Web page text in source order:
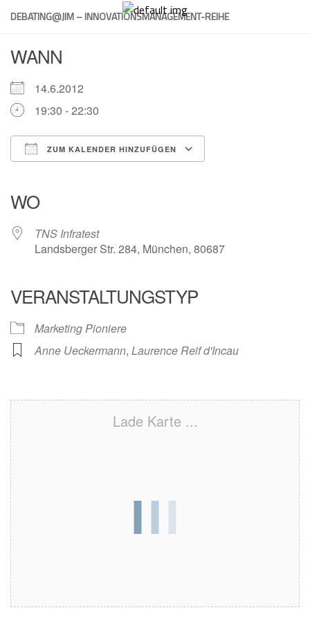
Skip
DEBATING@JIM – INNOVATIONSMANAGEMENT-REIHE
WANN
14.6.2012
19:30 - 22:30
ZUM KALENDER HINZUFÜGEN
WO
TNS Infratest
Landsberger Str. 284, München, 80687
VERANSTALTUNGSTYP
Marketing Pioniere
Anne Ueckermann, Laurence Reif d'Incau
Lade Karte ...